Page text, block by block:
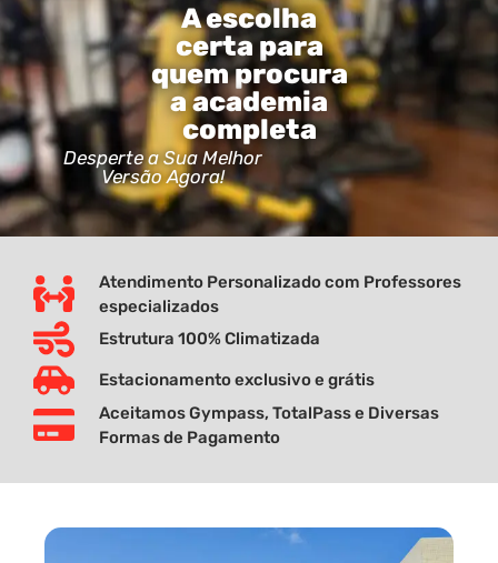
A escolha
certa para
quem procura
a academia
completa
Desperte a Sua Melhor
Versão Agora!
Atendimento Personalizado com Professores
especializados
Estrutura 100% Climatizada
Estacionamento exclusivo e grátis
Aceitamos Gympass, TotalPass e Diversas
Formas de Pagamento